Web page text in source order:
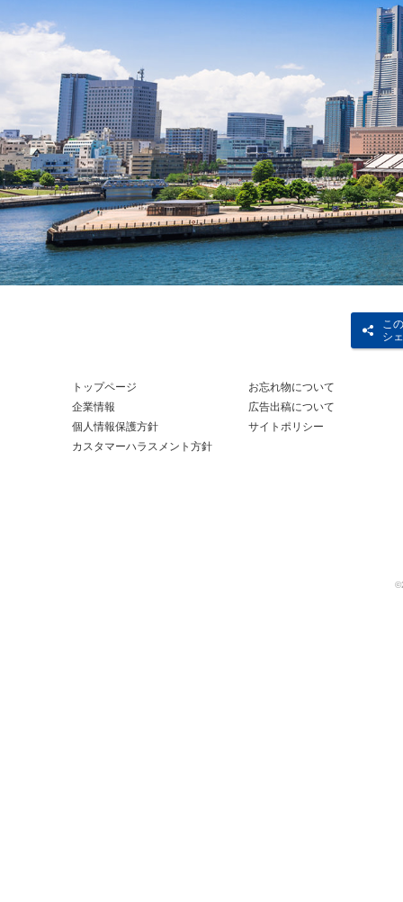
こ
シ
トップページ
お忘れ物について
企業情報
広告出稿について
個人情報保護方針
サイトポリシー
カスタマーハラスメント方針